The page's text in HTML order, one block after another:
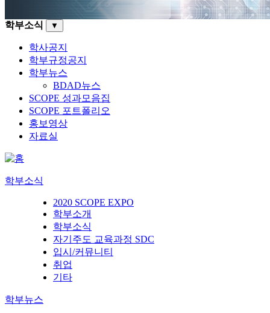
학부소식 ▼
학사공지
학부규정공지
학부뉴스
BDAD뉴스
SCOPE 성과모음집
SCOPE 포트폴리오
홍보영상
자료실
학부소식
2020 SCOPE EXPO
학부소개
학부소식
자기주도 교육과정 SDC
입시/커뮤니티
취업
기타
학부뉴스